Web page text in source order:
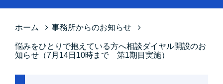
お問い合わせ
サイトマップ
プライバシーポリシー
ホーム 事務所からのお知らせ
悩みをひとりで抱えている方へ相談ダイヤル開設のお
知らせ（7月14日10時まで 第1期目実施）